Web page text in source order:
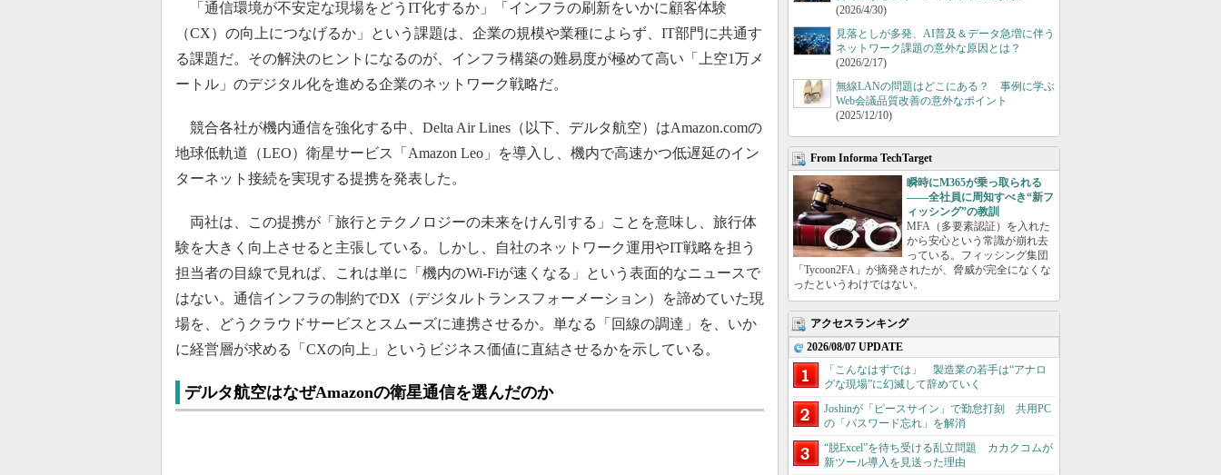
「通信環境が不安定な現場をどうIT化するか」「インフラの刷新をいかに顧客体験
（CX）の向上につなげるか」という課題は、企業の規模や業種によらず、IT部門に共通す
る課題だ。その解決のヒントになるのが、インフラ構築の難易度が極めて高い「上空1万メ
ートル」のデジタル化を進める企業のネットワーク戦略だ。
競合各社が機内通信を強化する中、Delta Air Lines（以下、デルタ航空）はAmazon.comの
地球低軌道（LEO）衛星サービス「Amazon Leo」を導入し、機内で高速かつ低遅延のイン
ターネット接続を実現する提携を発表した。
両社は、この提携が「旅行とテクノロジーの未来をけん引する」ことを意味し、旅行体
験を大きく向上させると主張している。しかし、自社のネットワーク運用やIT戦略を担う
担当者の目線で見れば、これは単に「機内のWi-Fiが速くなる」という表面的なニュースで
はない。通信インフラの制約でDX（デジタルトランスフォーメーション）を諦めていた現
場を、どうクラウドサービスとスムーズに連携させるか。単なる「回線の調達」を、いか
に経営層が求める「CXの向上」というビジネス価値に直結させるかを示している。
デルタ航空はなぜAmazonの衛星通信を選んだのか
(2026/4/30)
見落としが多発、AI普及＆データ急増に伴う
ネットワーク課題の意外な原因とは？
(2026/2/17)
無線LANの問題はどこにある？ 事例に学ぶ
Web会議品質改善の意外なポイント
(2025/12/10)
From Informa TechTarget
瞬時にM365が乗っ取られる
――全社員に周知すべき“新フ
ィッシング”の教訓
MFA（多要素認証）を入れた
から安心という常識が崩れ去
っている。フィッシング集団
「Tycoon2FA」が摘発されたが、脅威が完全になくな
ったというわけではない。
アクセスランキング
2026/08/07 UPDATE
「こんなはずでは」 製造業の若手は“アナロ
グな現場”に幻滅して辞めていく
Joshinが「ピースサイン」で勤怠打刻 共用PC
の「パスワード忘れ」を解消
“脱Excel”を待ち受ける乱立問題 カカクコムが
新ツール導入を見送った理由